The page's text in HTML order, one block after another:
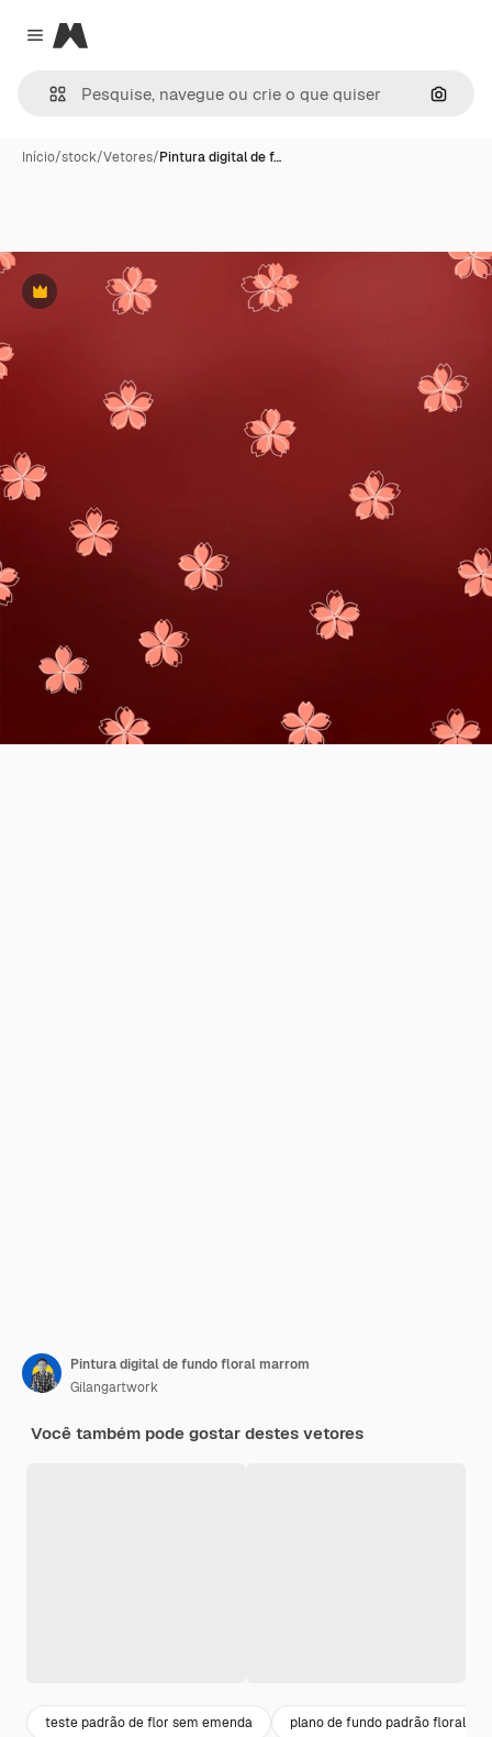
Close menu
Magnific
Início/stock/Vetores/Pintura digital de f…
Premium
Pintura digital de fundo floral marrom
Gilangartwork
Você também pode gostar destes vetores
teste padrão de flor sem emenda plano de fundo padrão floral